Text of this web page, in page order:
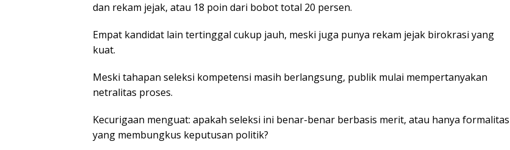
dan rekam jejak, atau 18 poin dari bobot total 20 persen.
Empat kandidat lain tertinggal cukup jauh, meski juga punya rekam jejak birokrasi yang
kuat.
Meski tahapan seleksi kompetensi masih berlangsung, publik mulai mempertanyakan
netralitas proses.
Kecurigaan menguat: apakah seleksi ini benar-benar berbasis merit, atau hanya formalitas
yang membungkus keputusan politik?